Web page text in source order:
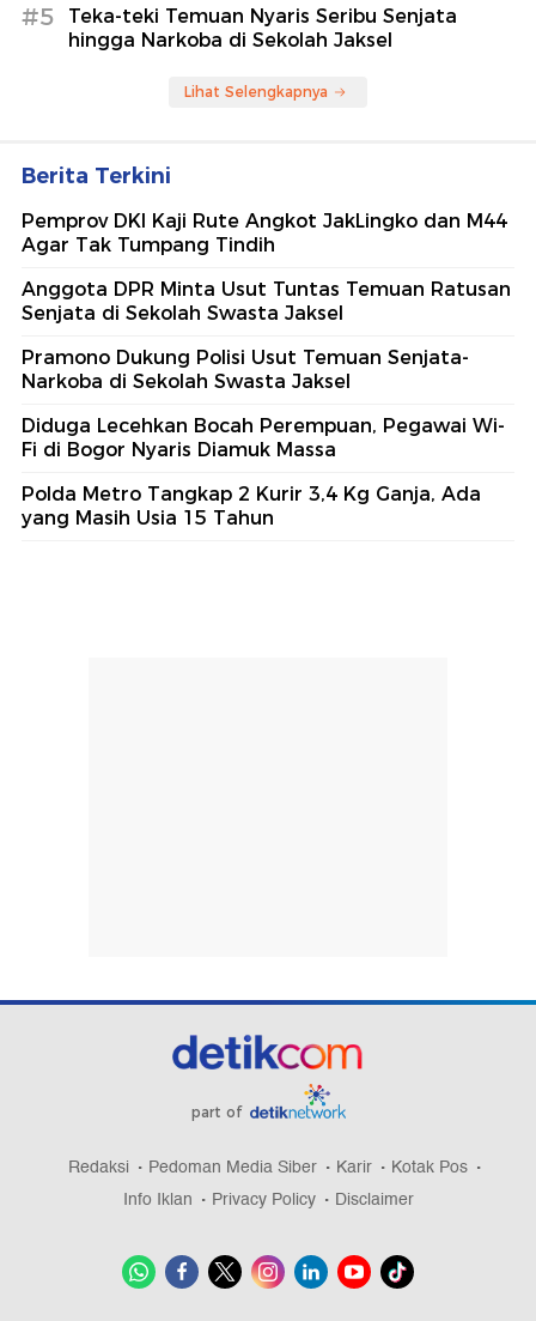
#5
Teka-teki Temuan Nyaris Seribu Senjata
hingga Narkoba di Sekolah Jaksel
Lihat Selengkapnya
Berita Terkini
Pemprov DKI Kaji Rute Angkot JakLingko dan M44
Agar Tak Tumpang Tindih
Anggota DPR Minta Usut Tuntas Temuan Ratusan
Senjata di Sekolah Swasta Jaksel
Pramono Dukung Polisi Usut Temuan Senjata-
Narkoba di Sekolah Swasta Jaksel
Diduga Lecehkan Bocah Perempuan, Pegawai Wi-
Fi di Bogor Nyaris Diamuk Massa
Polda Metro Tangkap 2 Kurir 3,4 Kg Ganja, Ada
yang Masih Usia 15 Tahun
part of
Redaksi Pedoman Media Siber Karir
Kotak Pos
Info Iklan
Privacy Policy Disclaimer